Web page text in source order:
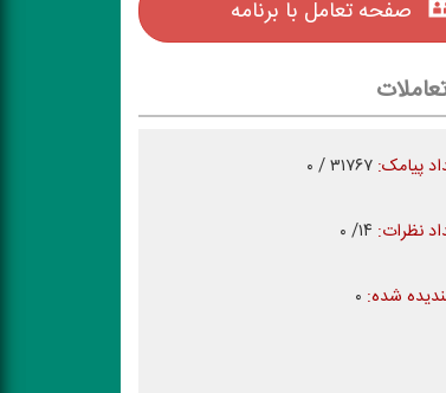
صفحه تعامل با برنامه
پیامک:
نظرات:
شده: